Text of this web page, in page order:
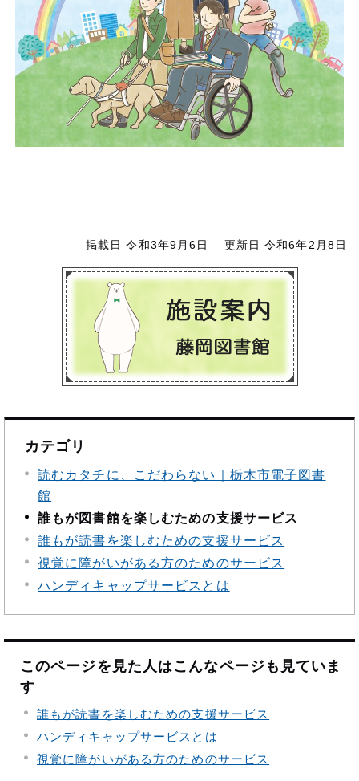
掲載日 令和3年9月6日 更新日 令和6年2月8日
カテゴリ
読むカタチに、こだわらない｜栃木市電子図書
館
誰もが図書館を楽しむための支援サービス
誰もが読書を楽しむための支援サービス
視覚に障がいがある方のためのサービス
ハンディキャップサービスとは
このページを見た人はこんなページも見ていま
す
誰もが読書を楽しむための支援サービス
ハンディキャップサービスとは
視覚に障がいがある方のためのサービス